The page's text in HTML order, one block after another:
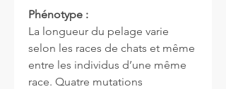
Phénotype :
La longueur du pelage varie
selon les races de chats et même
entre les individus d’une même
race. Quatre mutations